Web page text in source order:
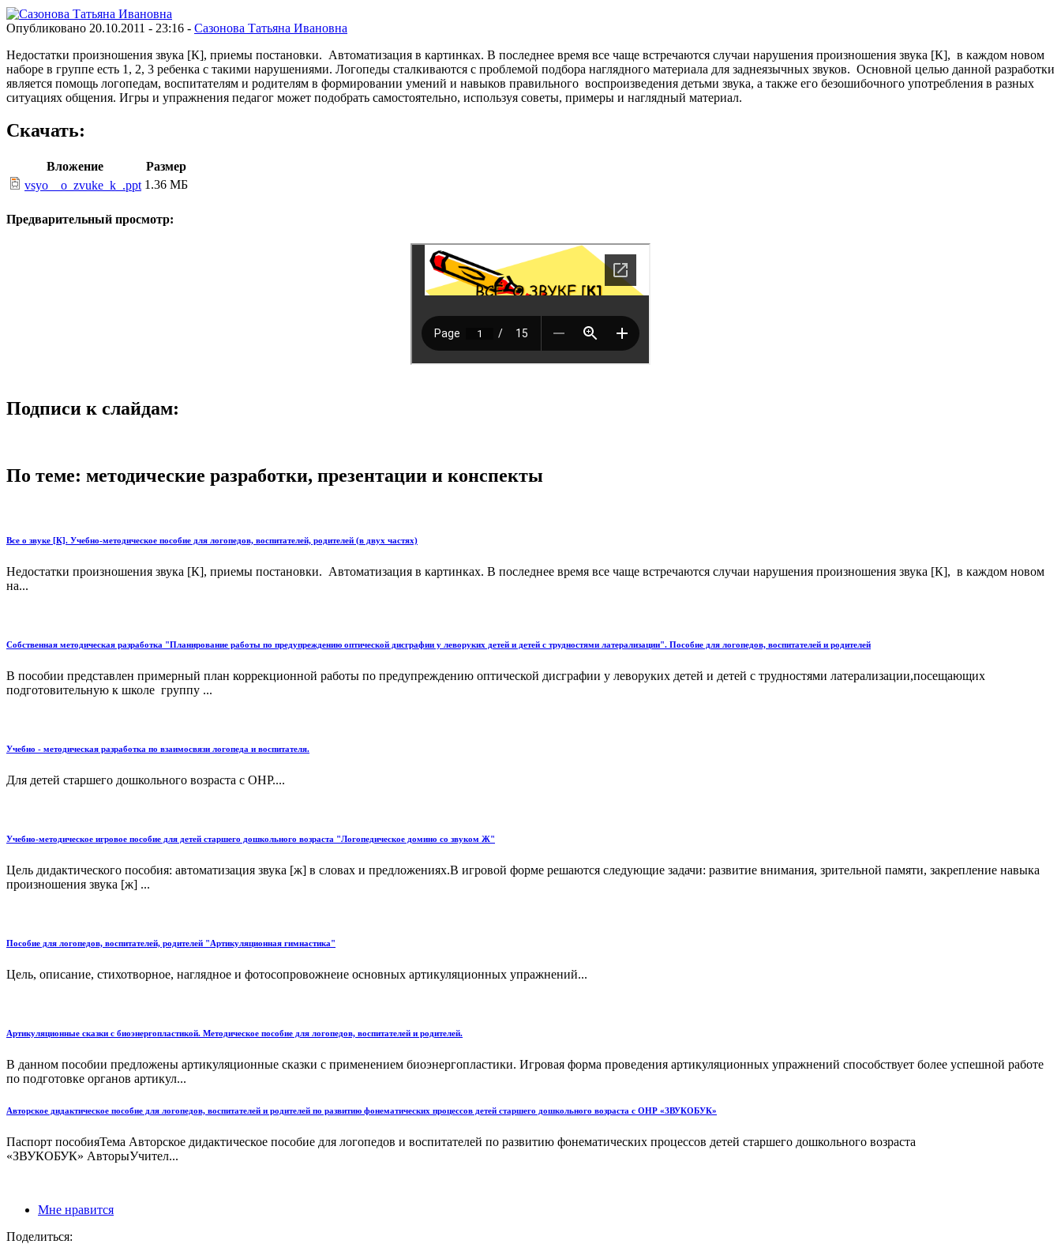
Опубликовано 20.10.2011 - 23:16 - Сазонова Татьяна Ивановна
Недостатки произношения звука [К], приемы постановки. Автоматизация в картинках. В последнее время все чаще встречаются случаи нарушения произношения звука [К], в каждом новом
наборе в группе есть 1, 2, 3 ребенка с такими нарушениями. Логопеды сталкиваются с проблемой подбора наглядного материала для заднеязычных звуков. Основной целью данной разработки
является помощь логопедам, воспитателям и родителям в формировании умений и навыков правильного воспроизведения детьми звука, а также его безошибочного употребления в разных
ситуациях общения. Игры и упражнения педагог может подобрать самостоятельно, используя советы, примеры и наглядный материал.
Скачать:
Вложение
Размер
vsyo__o_zvuke_k_.ppt 1.36 МБ
Предварительный просмотр:
Подписи к слайдам:
По теме: методические разработки, презентации и конспекты
Все о звуке [К]. Учебно-методическое пособие для логопедов, воспитателей, родителей (в двух частях)
Недостатки произношения звука [К], приемы постановки. Автоматизация в картинках. В последнее время все чаще встречаются случаи нарушения произношения звука [К], в каждом новом
на...
Собственная методическая разработка "Планирование работы по предупреждению оптической дисграфии у леворуких детей и детей с трудностями латерализации". Пособие для логопедов, воспитателей и родителей
В пособии представлен примерный план коррекционной работы по предупреждению оптической дисграфии у леворуких детей и детей с трудностями латерализации,посещающих
подготовительную к школе группу ...
Учебно - методическая разработка по взаимосвязи логопеда и воспитателя.
Для детей старшего дошкольного возраста с ОНР....
Учебно-методическое игровое пособие для детей старшего дошкольного возраста "Логопедическое домино со звуком Ж"
Цель дидактического пособия: автоматизация звука [ж] в словах и предложениях.В игровой форме решаются следующие задачи: развитие внимания, зрительной памяти, закрепление навыка
произношения звука [ж] ...
Пособие для логопедов, воспитателей, родителей "Артикуляционная гимнастика"
Цель, описание, стихотворное, наглядное и фотосопровожнеие основных артикуляционных упражнений...
Артикуляционные сказки с биоэнергопластикой. Методическое пособие для логопедов, воспитателей и родителей.
В данном пособии предложены артикуляционные сказки с применением биоэнергопластики. Игровая форма проведения артикуляционных упражнений способствует более успешной работе
по подготовке органов артикул...
Авторское дидактическое пособие для логопедов, воспитателей и родителей по развитию фонематических процессов детей старшего дошкольного возраста с ОНР «ЗВУКОБУК»
Паспорт пособияТема Авторское дидактическое пособие для логопедов и воспитателей по развитию фонематических процессов детей старшего дошкольного возраста
«ЗВУКОБУК» АвторыУчител...
Мне нравится
Поделиться: